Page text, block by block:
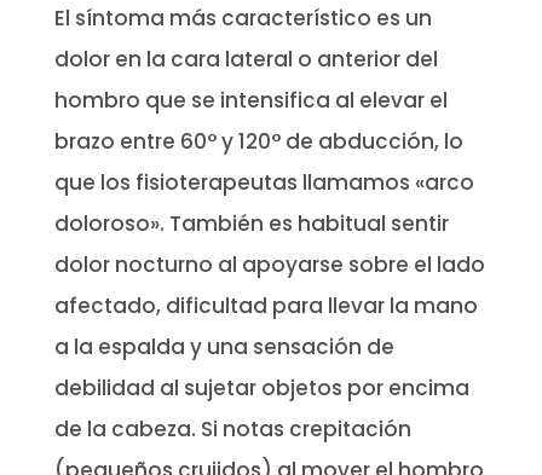
El síntoma más característico es un
dolor en la cara lateral o anterior del
hombro que se intensifica al elevar el
brazo entre 60° y 120° de abducción, lo
que los fisioterapeutas llamamos «arco
doloroso». También es habitual sentir
dolor nocturno al apoyarse sobre el lado
afectado, dificultad para llevar la mano
a la espalda y una sensación de
debilidad al sujetar objetos por encima
de la cabeza. Si notas crepitación